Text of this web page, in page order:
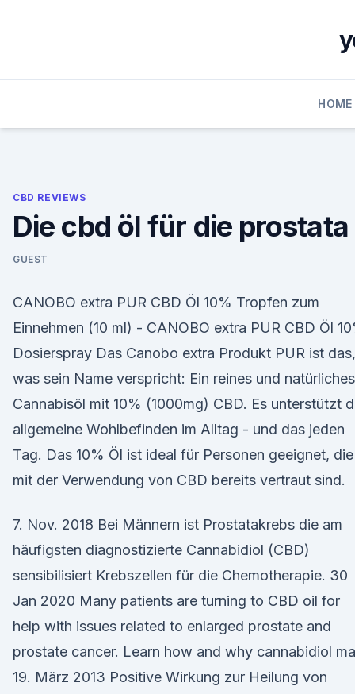
HOME
CBD REVIEWS
Die cbd öl für die prostata
GUEST
CANOBO extra PUR CBD Öl 10% Tropfen zum
Einnehmen (10 ml) - CANOBO extra PUR CBD Öl
Dosierspray Das Canobo extra Produkt PUR ist das,
was sein Name verspricht: Ein reines und natürliches
Cannabisöl mit 10% (1000mg) CBD. Es unterstützt
allgemeine Wohlbefinden im Alltag - und das jeden
Tag. Das 10% Öl ist ideal für Personen geeignet, die
mit der Verwendung von CBD bereits vertraut sind.
7. Nov. 2018 Bei Männern ist Prostatakrebs die am
häufigsten diagnostizierte Cannabidiol (CBD)
sensibilisiert Krebszellen für die Chemotherapie. 30
Jan 2020 Many patients are turning to CBD oil for
help with issues related to enlarged prostate and
prostate cancer. Learn how and why cannabidiol
19. März 2013 Positive Wirkung zur Heilung von